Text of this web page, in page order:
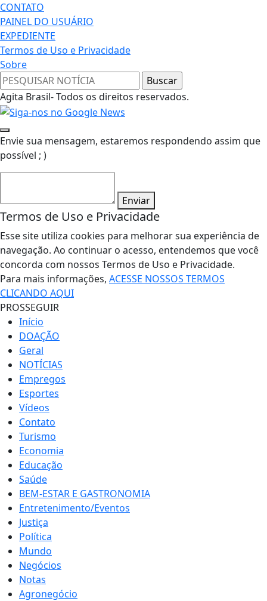
CONTATO
PAINEL DO USUÁRIO
EXPEDIENTE
Termos de Uso e Privacidade
Sobre
Agita Brasil- Todos os direitos reservados.
Envie sua mensagem, estaremos respondendo assim que
possível ; )
Enviar
Termos de Uso e Privacidade
Esse site utiliza cookies para melhorar sua experiência de
navegação. Ao continuar o acesso, entendemos que você
concorda com nossos Termos de Uso e Privacidade.
Para mais informações, ACESSE NOSSOS TERMOS
CLICANDO AQUI
PROSSEGUIR
Início
DOAÇÃO
Geral
NOTÍCIAS
Empregos
Esportes
Vídeos
Contato
Turismo
Economia
Educação
Saúde
BEM-ESTAR E GASTRONOMIA
Entretenimento/Eventos
Justiça
Política
Mundo
Negócios
Notas
Agronegócio